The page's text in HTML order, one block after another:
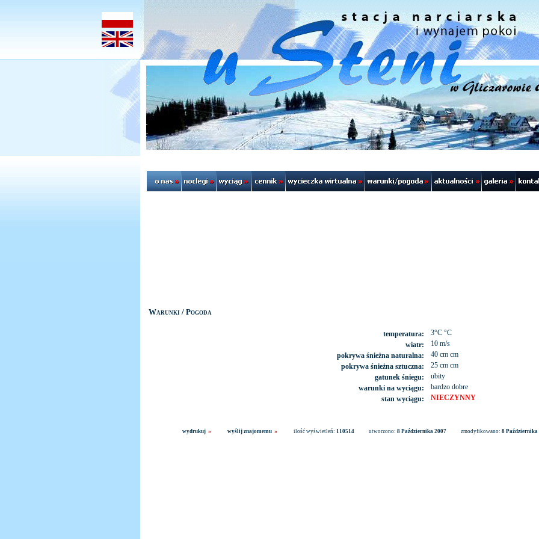
Warunki / Pogoda
temperatura:
3°C °C
wiatr:
10 m/s
pokrywa śnieżna naturalna:
40 cm cm
pokrywa śnieżna sztuczna:
25 cm cm
gatunek śniegu:
ubity
warunki na wyciągu:
bardzo dobre
stan wyciągu:
NIECZYNNY
wydrukuj » wyślij znajomemu » ilość wyświetleń: 110514 utworzono: 8 Października 2007 zmodyfikowano: 8 Października